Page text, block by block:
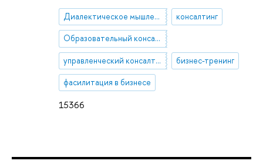
15366
Диалектическое мышление консалтинг
Образовательный консалтинг
управленческий консалтинг бизнес-тренинг
фасилитация в бизнесе